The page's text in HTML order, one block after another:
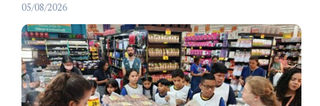
05/08/2026